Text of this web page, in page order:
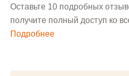
Оставьте 10 подробных
получите полный доступ ко
Подробнее